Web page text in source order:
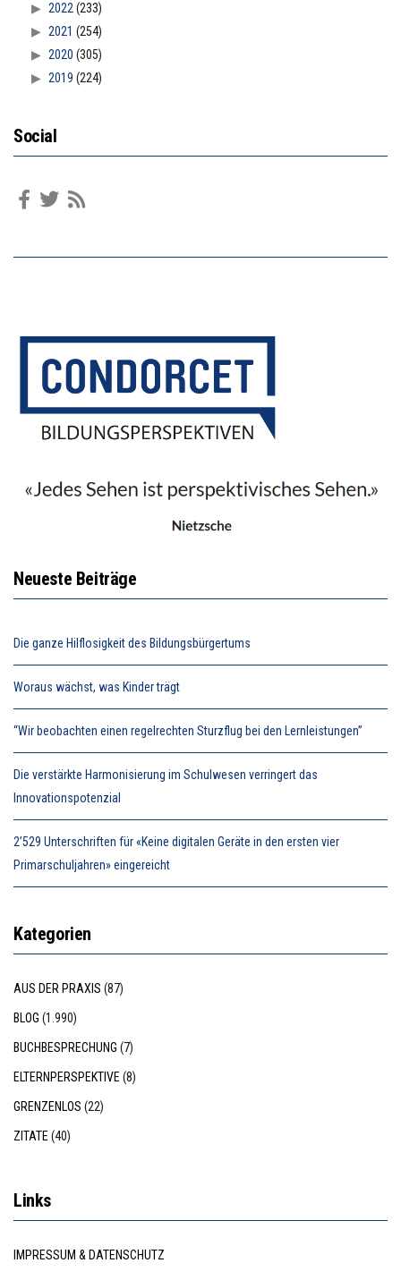
2022(233)
2021 (254)
2020 (305)
2019 (224)
Social
Neueste Beiträge
Die ganze Hilflosigkeit des Bildungsbürgertums
Woraus wächst, was Kinder trägt
“Wir beobachten einen regelrechten Sturzflug bei den Lernleistungen”
Die verstärkte Harmonisierung im Schulwesen verringert das
Innovationspotenzial
2’529 Unterschriften für «Keine digitalen Geräte in den ersten vier
Primarschuljahren» eingereicht
Kategorien
AUS DER PRAXIS (87)
BLOG (1.990)
BUCHBESPRECHUNG (7)
ELTERNPERSPEKTIVE (8)
GRENZENLOS (22)
ZITATE (40)
Links
IMPRESSUM & DATENSCHUTZ